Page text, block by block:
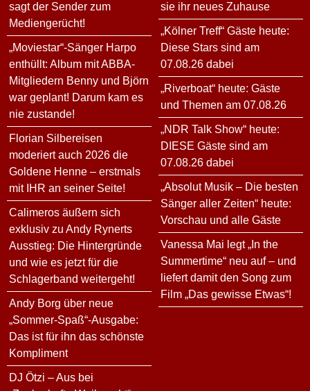
sagt der Sender zum
Mediengerücht!
„Moviestar“-Sänger Harpo
enthüllt: Album mit ABBA-
Mitgliedern Benny und Björn
war geplant! Darum kam es
nie zustande!
Florian Silbereisen
moderiert auch 2026 die
Goldene Henne – erstmals
mit IHR an seiner Seite!
Calimeros äußern sich
exklusiv zu Andy Rynerts
Ausstieg: Die Hintergründe
und wie es jetzt für die
Schlagerband weitergeht!
Andy Borg über neue
„Sommer-Spaß“-Ausgabe:
Das ist für ihn das schönste
Kompliment
DJ Ötzi – Aus bei
sie ihr neues Zuhause
„Kölner Treff“ Gäste heute:
Diese Stars sind am
07.08.26 dabei
„Riverboat“ heute: Gäste
und Themen am 07.08.26
„NDR Talk Show“ heute:
DIESE Gäste sind am
07.08.26 dabei
„Absolut Musik – Die besten
Sänger aller Zeiten“ heute:
Vorschau und alle Gäste
Vanessa Mai legt „In the
Summertime“ neu auf – und
liefert damit den Song zum
Film „Das gewisse Etwas“!